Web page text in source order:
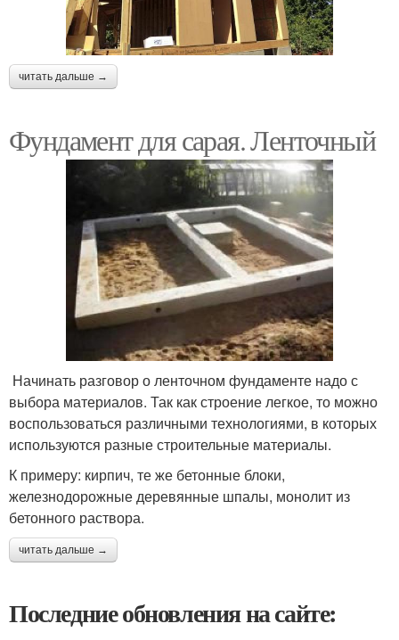
читать дальше →
Фундамент для сарая. Ленточный
Начинать разговор о ленточном фундаменте надо с
выбора материалов. Так как строение легкое, то можно
воспользоваться различными технологиями, в которых
используются разные строительные материалы.
К примеру: кирпич, те же бетонные блоки,
железнодорожные деревянные шпалы, монолит из
бетонного раствора.
читать дальше →
Последние обновления на сайте: